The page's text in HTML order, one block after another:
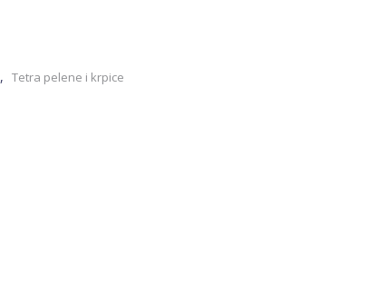
, Tetra pelene i krpice